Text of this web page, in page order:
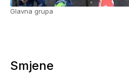
Glavna grupa
Smjene